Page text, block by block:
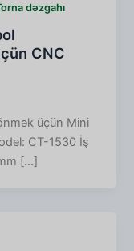
dəzgahı
CNC
üçün Mini
CT-1530 İş
[...]